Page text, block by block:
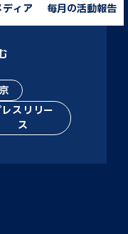
ディア 毎月の活動報告
スリリー
ス